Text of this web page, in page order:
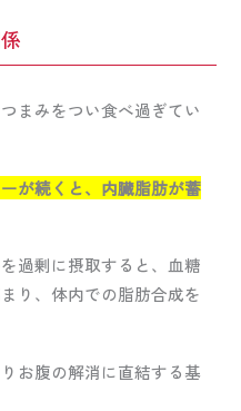
まみをつい食べ過ぎてい
が続くと、内臓脂肪が蓄
過剰に摂取すると、血糖
り、体内での脂肪合成を
お腹の解消に直結する基